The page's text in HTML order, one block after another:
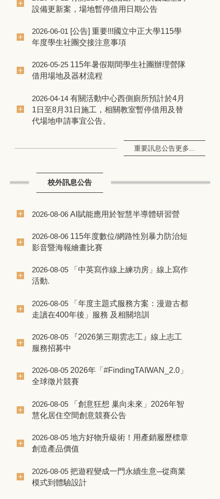
設備更新案，場地暫停借用日期公告
2026-06-01 [公告] 重要!!!國立中正大學115學
年度學生社團交接注意事項
2026-05-25 115年暑假期間學生社團辦理營隊
借用場地及器材流程
2026-04-14 有關活動中心西側廁所預計於4月
1日至8月31日施工，相關教室暫停借用及替
代場地申請事宜公告。
重要訊息公告更多...
校外訊息公告
2026-08-06 AI賦能應用於智慧半導體研習營
2026-08-06 115年度數位/網路性別暴力防治短
影音暨海報繪畫比賽
2026-08-05
「中英寫作線上練功房」線上寫作
活動.
2026-08-05
「年度主題式服務方案：漫遊古都
走讀在400年後」服務 及相關培訓
2026-08-05
『2026第三期雲志工』線上志工
服務招募中
2026-08-05 2026年「#FindingTAIWAN_2.0」
全球徵片競賽
2026-08-05
「創意狂想 巢向未來」2026年智
慧化居住空間創意競賽公告
2026-08-05 地方好物升級術！用產銷履歷標章
創造產品價值
2026-08-05 把遊程變成一門永續生意─從商業
模式到體驗設計